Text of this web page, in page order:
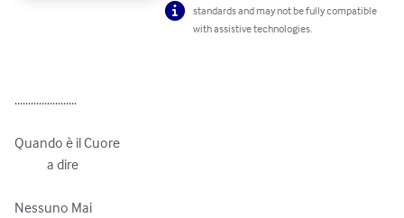
standards and may not be fully compatible
with assistive technologies.
.......................
Quando è il Cuore
Nessuno Mai